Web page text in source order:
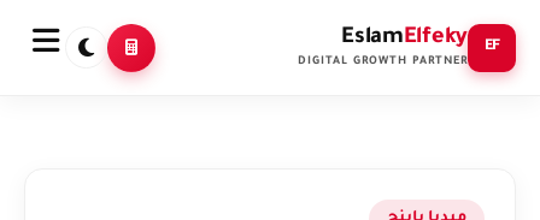
EF
EslamElfeky
DIGITAL GROWTH PARTNER